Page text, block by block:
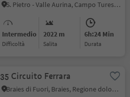
S. Pietro - Valle Aurina, Campo Tures, Valle Aurina
Intermedio
Difficoltà
2022 m
Salita
6h:24 Min
durata
35 Circuito Ferrara
Braies di Fuori, Braies, Regione dolomitica 3 Cime